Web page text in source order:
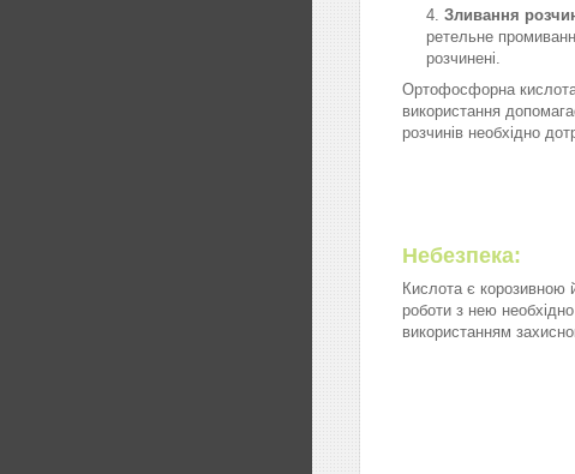
Зливання
ретельне
розчинені.
Ортофосфорна кислота
використання
розчинів необхідно
Небезпека:
Кислота є корозивною
роботи з нею
використанням